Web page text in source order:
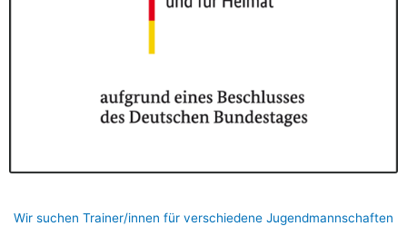
Wir suchen Trainer/innen für verschiedene Jugendmannschaften